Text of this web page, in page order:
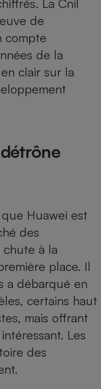
La Cnil
de
compte
de la
clair sur la
Huawei est
des
à la
place. Il
a débarqué en
certains haut
mais offrant
Les
des